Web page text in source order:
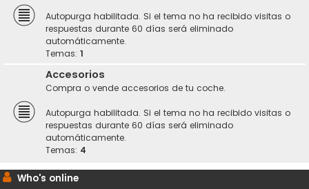
Autopurga habilitada. Si el tema no ha recibido visitas o
respuestas durante 60 días será eliminado
automáticamente.
Temas: 1
Accesorios
Compra o vende accesorios de tu coche.
Autopurga habilitada. Si el tema no ha recibido visitas o
respuestas durante 60 días será eliminado
automáticamente.
Temas: 4
Who's online